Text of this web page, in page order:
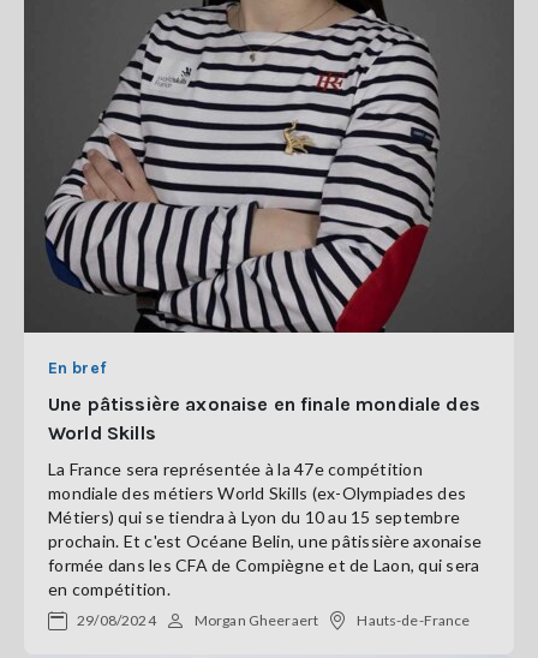
En bref
Une pâtissière axonaise en finale mondiale des
World Skills
La France sera représentée à la 47e compétition
mondiale des métiers World Skills (ex-Olympiades des
Métiers) qui se tiendra à Lyon du 10 au 15 septembre
prochain. Et c'est Océane Belin, une pâtissière axonaise
formée dans les CFA de Compiègne et de Laon, qui sera
en compétition.
29/08/2024 Morgan Gheeraert Hauts-de-France